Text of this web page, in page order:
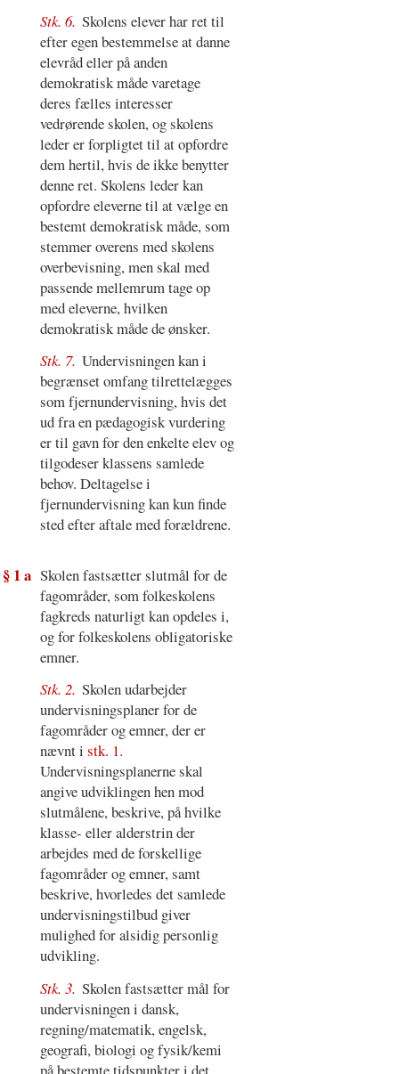
Stk. 6. Skolens elever har ret til
efter egen bestemmelse at danne
elevråd eller på anden
demokratisk måde varetage
deres fælles interesser
vedrørende skolen, og skolens
leder er forpligtet til at opfordre
dem hertil, hvis de ikke benytter
denne ret. Skolens leder kan
opfordre eleverne til at vælge en
bestemt demokratisk måde, som
stemmer overens med skolens
overbevisning, men skal med
passende mellemrum tage op
med eleverne, hvilken
demokratisk måde de ønsker.
Stk. 7. Undervisningen kan i
begrænset omfang tilrettelægges
som fjernundervisning, hvis det
ud fra en pædagogisk vurdering
er til gavn for den enkelte elev og
tilgodeser klassens samlede
behov. Deltagelse i
fjernundervisning kan kun finde
sted efter aftale med forældrene.
§ 1 a Skolen fastsætter slutmål for de
fagområder, som folkeskolens
fagkreds naturligt kan opdeles i,
og for folkeskolens obligatoriske
emner.
Stk. 2. Skolen udarbejder
undervisningsplaner for de
fagområder og emner, der er
nævnt i stk. 1.
Undervisningsplanerne skal
angive udviklingen hen mod
slutmålene, beskrive, på hvilke
klasse- eller alderstrin der
arbejdes med de forskellige
fagområder og emner, samt
beskrive, hvorledes det samlede
undervisningstilbud giver
mulighed for alsidig personlig
udvikling.
Stk. 3. Skolen fastsætter mål for
undervisningen i dansk,
regning/matematik, engelsk,
geografi, biologi og fysik/kemi
på bestemte tidspunkter i det